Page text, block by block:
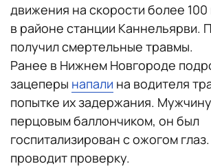
движения на скорости более
в районе станции Каннельярви.
получил смертельные травмы.
Ранее в Нижнем Новгороде
зацеперы напали на водителя
попытке их задержания.
перцовым баллончиком, он был
госпитализирован с ожогом
проводит проверку.